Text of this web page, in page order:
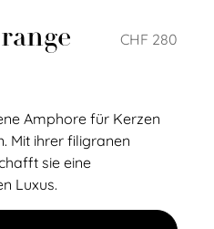
CHF 280
Amphore für Kerzen
Mit ihrer filigranen
sie eine
Luxus.